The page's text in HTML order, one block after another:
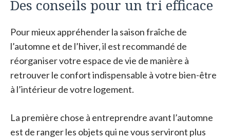
Des conseils pour un tri efficace
Pour mieux appréhender la saison fraîche de
l’automne et de l’hiver, il est recommandé de
réorganiser votre espace de vie de manière à
retrouver le confort indispensable à votre bien-être
à l’intérieur de votre logement.
La première chose à entreprendre avant l’automne
est de ranger les objets qui ne vous serviront plus